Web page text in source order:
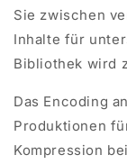
Sie zwischen
Inhalte für
Bibliothek wird
Das Encoding
Produktionen
Kompression